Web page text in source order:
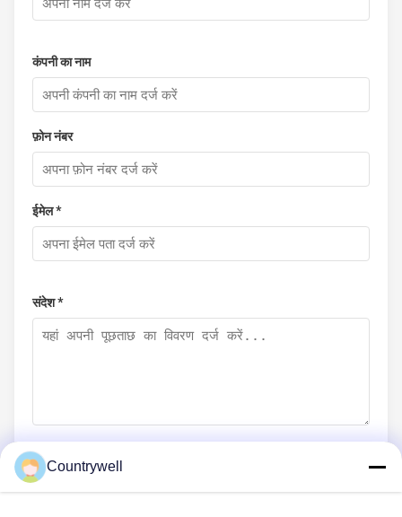
कंपनी का नाम
फ़ोन नंबर
ईमेल *
संदेश *
Countrywell